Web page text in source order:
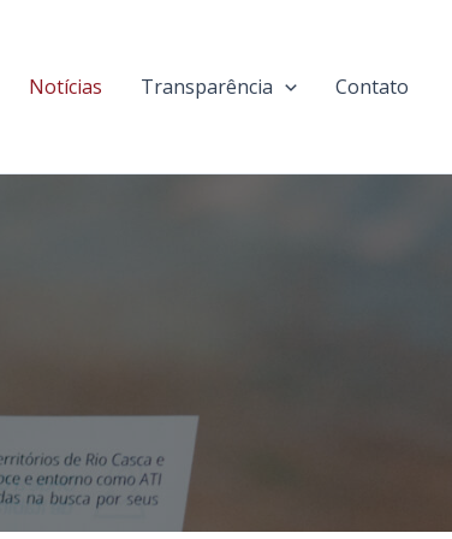
Notícias Transparência Contato